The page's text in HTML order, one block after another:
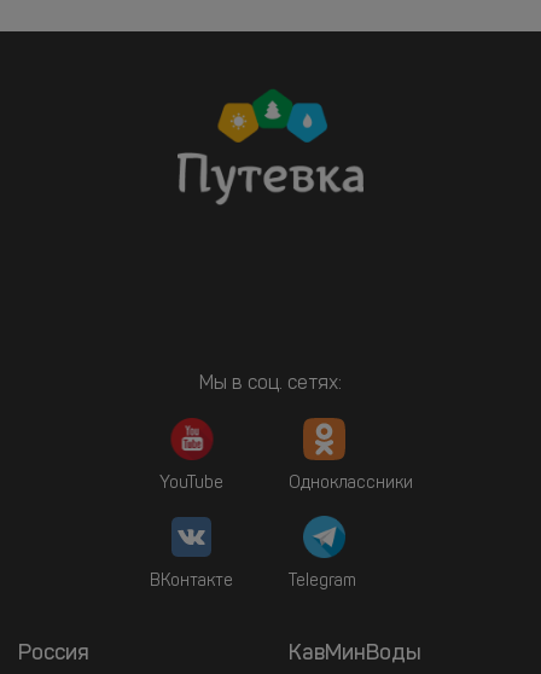
Мы в соц. сетях:
YouTube Одноклассники
ВКонтакте Telegram
Россия
КавМинВоды